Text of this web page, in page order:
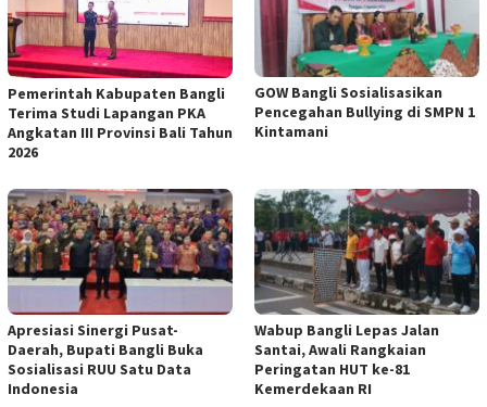
Pemerintah Kabupaten Bangli
Terima Studi Lapangan PKA
Angkatan III Provinsi Bali Tahun
2026
GOW Bangli Sosialisasikan
Pencegahan Bullying di SMPN 1
Kintamani
Apresiasi Sinergi Pusat-
Daerah, Bupati Bangli Buka
Sosialisasi RUU Satu Data
Indonesia
Wabup Bangli Lepas Jalan
Santai, Awali Rangkaian
Peringatan HUT ke-81
Kemerdekaan RI